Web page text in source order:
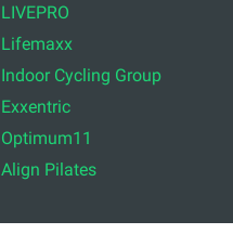
LIVEPRO
Lifemaxx
Indoor Cycling Group
Exxentric
Optimum11
Align Pilates